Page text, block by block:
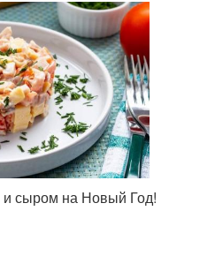
и сыром на Новый Год!